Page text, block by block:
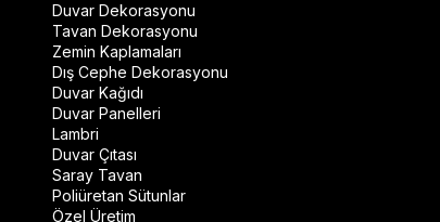
Duvar Dekorasyonu
Tavan Dekorasyonu
Zemin Kaplamaları
Dış Cephe Dekorasyonu
Duvar Kağıdı
Duvar Panelleri
Lambri
Duvar Çıtası
Saray Tavan
Poliüretan Sütunlar
Özel Üretim